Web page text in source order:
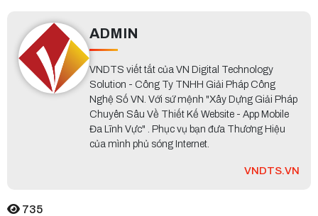
ADMIN
VNDTS viết tắt của VN Digital Technology
Solution - Công Ty TNHH Giải Pháp Công
Nghệ Số VN. Với sứ mệnh "Xây Dựng Giải Pháp
Chuyên Sâu Về Thiết Kế Website - App Mobile
Đa Lĩnh Vực" . Phục vụ bạn đưa Thương Hiệu
của mình phủ sóng Internet.
VNDTS.VN
735